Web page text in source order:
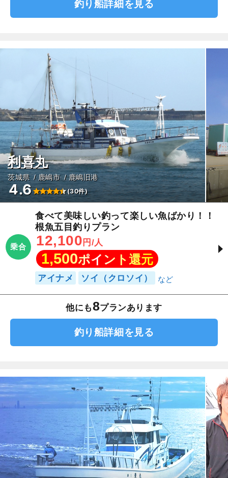
釣り船詳細を見る
利喜丸
茨城県 鹿嶋市 鹿嶋旧港
4.6 (30件)
乗合
食べて美味しい釣って楽しい魚ばかり！！
根魚五目釣りプラン
12,100 円/人
1,500ポイント還元
アイナメ ソイ（クロソイ）
他にも8プランあります
釣り船詳細を見る